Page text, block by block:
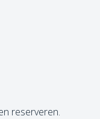
reserveren.